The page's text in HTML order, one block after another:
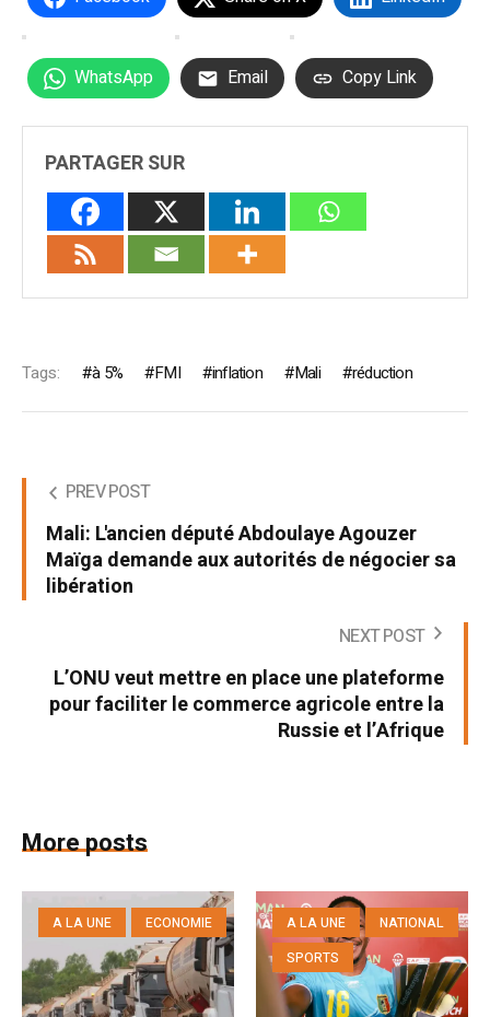
WhatsApp Email Copy Link
PARTAGER SUR
Tags: à 5% FMI inflation Mali réduction
PREV POST
Mali: L'ancien député Abdoulaye Agouzer
Maïga demande aux autorités de négocier sa
libération
NEXT POST
L’ONU veut mettre en place une plateforme
pour faciliter le commerce agricole entre la
Russie et l’Afrique
More posts
A LA UNE ECONOMIE A LA UNE
NATIONAL
SPORTS